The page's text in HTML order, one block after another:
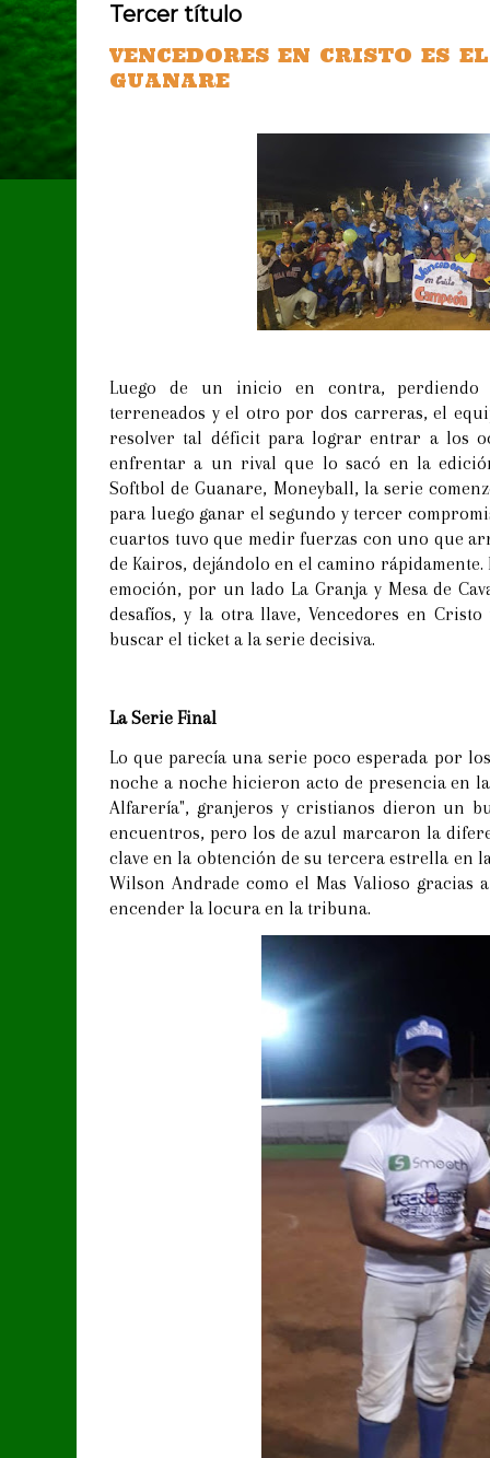
Tercer título
VENCEDORES EN CRISTO ES
GUANARE
Luego de un inicio en contra, perdiendo
terreneados y el otro por dos carreras, el
resolver tal déficit para lograr entrar a los
enfrentar a un rival que lo sacó en la
Softbol de Guanare, Moneyball, la serie
para luego ganar el segundo y tercer
cuartos tuvo que medir fuerzas con uno que
de Kairos, dejándolo en el camino
emoción, por un lado La Granja y Mesa de
desafíos, y la otra llave, Vencedores en
buscar el ticket a la serie decisiva.
La Serie Final
Lo que parecía una serie poco esperada por
noche a noche hicieron acto de presencia en
Alfarería", granjeros y cristianos dieron un
encuentros, pero los de azul marcaron la
clave en la obtención de su tercera estrella en
Wilson Andrade como el Mas Valioso gracias
encender la locura en la tribuna.